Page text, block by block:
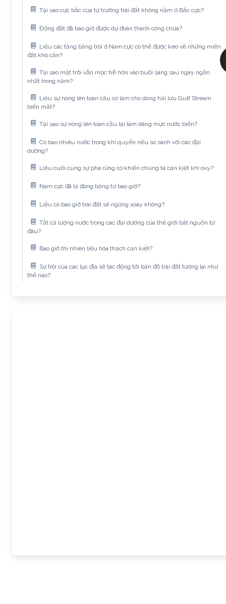
Tại sao cực bắc của từ trường trái đất không nằm ở Bắc cực?
Động đất đã bao giờ được dự đoán thành công chưa?
Liệu các tảng băng trôi ở Nam cực có thể được kéo về những miền
đất khô cằn?
Tại sao mặt trời vẫn mọc trễ hơn vào buổi sáng sau ngày ngắn
nhất trong năm?
Liệu sự nóng lên toàn cầu có làm cho dòng hải lưu Gulf Stream
biến mất?
Tại sao sự nóng lên toàn cầu lại làm dâng mực nước biển?
Có bao nhiêu nước trong khí quyển nếu so sánh với các đại
dương?
Liệu cuối cùng sự phá rừng có khiến chúng ta cạn kiệt khí oxy?
Nam cực đã bị đóng băng từ bao giờ?
Liệu có bao giờ trái đất sẽ ngừng xoay không?
Tất cả lượng nước trong các đại dương của thế giới bắt nguồn từ
đâu?
Bao giờ thì nhiên liệu hóa thạch cạn kiệt?
Sự trôi của các lục địa sẽ tác động tới bản đồ trái đất tương lai như
thế nào?